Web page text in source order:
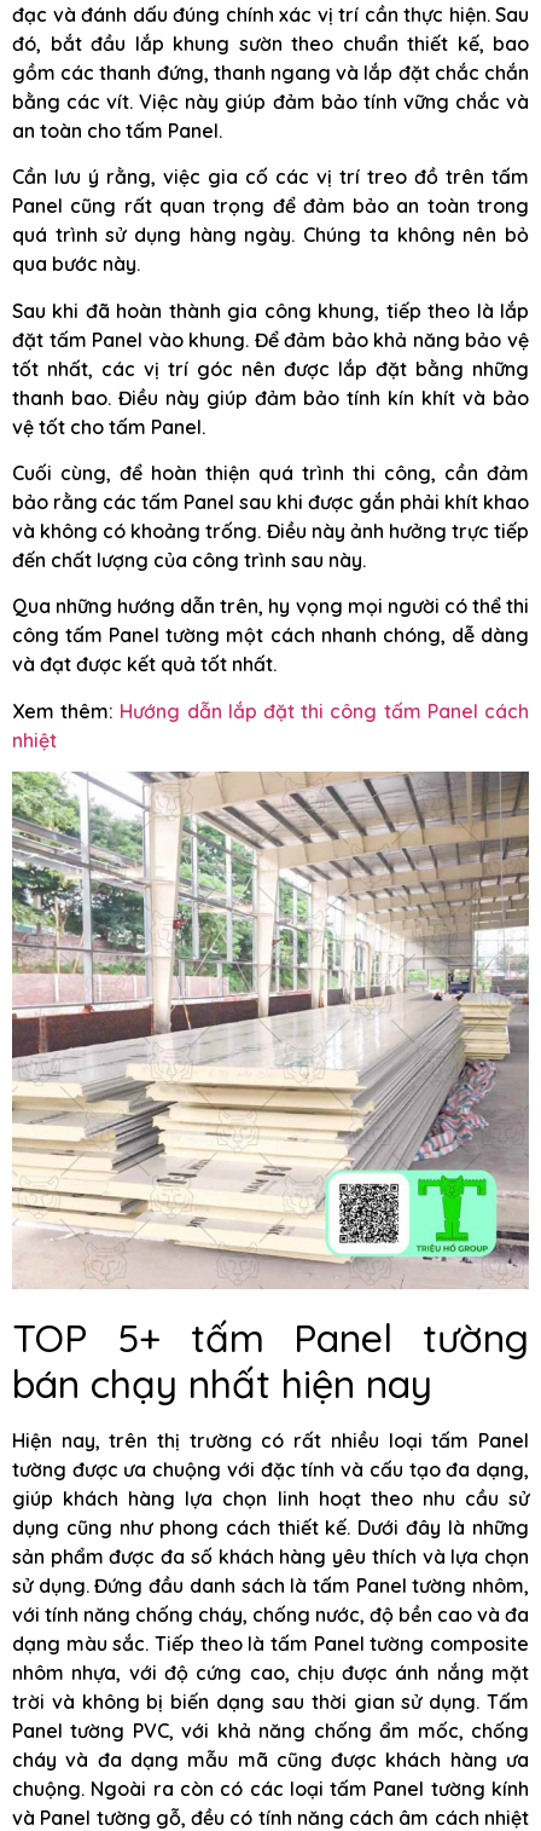
đạc và đánh dấu đúng chính xác vị trí cần thực hiện. Sau
đó, bắt đầu lắp khung sườn theo chuẩn thiết kế, bao
gồm các thanh đứng, thanh ngang và lắp đặt chắc chắn
bằng các vít. Việc này giúp đảm bảo tính vững chắc và
an toàn cho tấm Panel.
Cần lưu ý rằng, việc gia cố các vị trí treo đồ trên tấm
Panel cũng rất quan trọng để đảm bảo an toàn trong
quá trình sử dụng hàng ngày. Chúng ta không nên bỏ
qua bước này.
Sau khi đã hoàn thành gia công khung, tiếp theo là lắp
đặt tấm Panel vào khung. Để đảm bảo khả năng bảo vệ
tốt nhất, các vị trí góc nên được lắp đặt bằng những
thanh bao. Điều này giúp đảm bảo tính kín khít và bảo
vệ tốt cho tấm Panel.
Cuối cùng, để hoàn thiện quá trình thi công, cần đảm
bảo rằng các tấm Panel sau khi được gắn phải khít khao
và không có khoảng trống. Điều này ảnh hưởng trực tiếp
đến chất lượng của công trình sau này.
Qua những hướng dẫn trên, hy vọng mọi người có thể thi
công tấm Panel tường một cách nhanh chóng, dễ dàng
và đạt được kết quả tốt nhất.
Xem thêm: Hướng dẫn lắp đặt thi công tấm Panel cách
nhiệt
TOP 5+ tấm Panel tường
bán chạy nhất hiện nay
Hiện nay, trên thị trường có rất nhiều loại tấm Panel
tường được ưa chuộng với đặc tính và cấu tạo đa dạng,
giúp khách hàng lựa chọn linh hoạt theo nhu cầu sử
dụng cũng như phong cách thiết kế. Dưới đây là những
sản phẩm được đa số khách hàng yêu thích và lựa chọn
sử dụng. Đứng đầu danh sách là tấm Panel tường nhôm,
với tính năng chống cháy, chống nước, độ bền cao và đa
dạng màu sắc. Tiếp theo là tấm Panel tường composite
nhôm nhựa, với độ cứng cao, chịu được ánh nắng mặt
trời và không bị biến dạng sau thời gian sử dụng. Tấm
Panel tường PVC, với khả năng chống ẩm mốc, chống
cháy và đa dạng mẫu mã cũng được khách hàng ưa
chuộng. Ngoài ra còn có các loại tấm Panel tường kính
và Panel tường gỗ, đều có tính năng cách âm cách nhiệt